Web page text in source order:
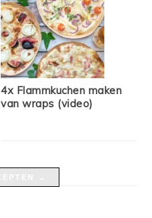
4x Flammkuchen maken
van wraps (video)